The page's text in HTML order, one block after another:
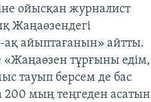
ойысқан журналист
Жаңаөзендегі
ақ айыптағанын» айтты.
«Жаңаөзен тұрғыны едім,
тауып берсем де бас
200 мың теңгеден асатын